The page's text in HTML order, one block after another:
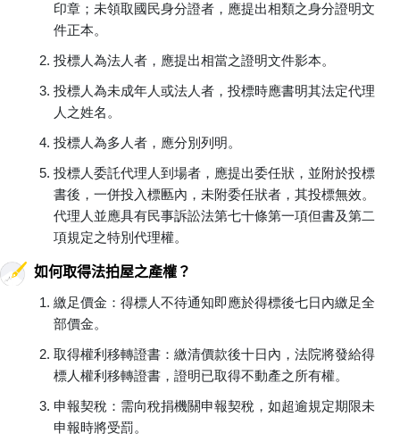
印章；未領取國民身分證者，應提出相類之身分證明文
件正本。
投標人為法人者，應提出相當之證明文件影本。
投標人為未成年人或法人者，投標時應書明其法定代理
人之姓名。
投標人為多人者，應分別列明。
投標人委託代理人到場者，應提出委任狀，並附於投標
書後，一併投入標匭內，未附委任狀者，其投標無效。
代理人並應具有民事訴訟法第七十條第一項但書及第二
項規定之特別代理權。
如何取得法拍屋之產權？
繳足價金：得標人不待通知即應於得標後七日內繳足全
部價金。
取得權利移轉證書：繳清價款後十日內，法院將發給得
標人權利移轉證書，證明已取得不動產之所有權。
申報契稅：需向稅捐機關申報契稅，如超逾規定期限未
申報時將受罰。